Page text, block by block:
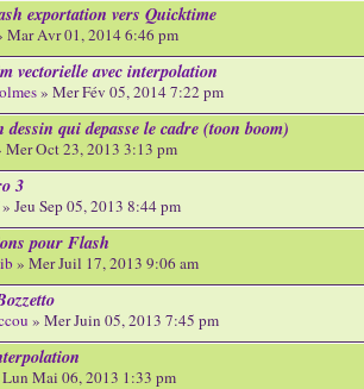
exportation vers Quicktime
Mar Avr 01, 2014 6:46 pm
vectorielle avec interpolation
» Mer Fév 05, 2014 7:22 pm
qui depasse le cadre (toon boom)
Mer Oct 23, 2013 3:13 pm
3
» Jeu Sep 05, 2013 8:44 pm
pour Flash
» Mer Juil 17, 2013 9:06 am
» Mer Juin 05, 2013 7:45 pm
Mai 06, 2013 1:33 pm